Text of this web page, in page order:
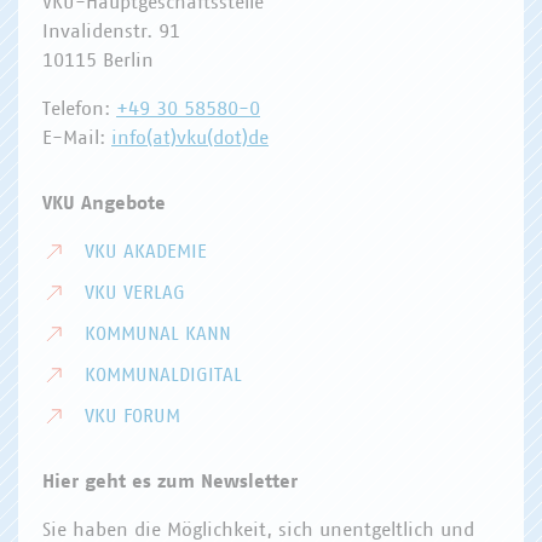
Invalidenstr. 91
10115 Berlin
Telefon: +49 30 58580-0
E-Mail: info(at)vku(dot)de
VKU Angebote
VKU AKADEMIE
VKU VERLAG
KOMMUNAL KANN
KOMMUNALDIGITAL
VKU FORUM
Hier geht es zum Newsletter
Sie haben die Möglichkeit, sich unentgeltlich und